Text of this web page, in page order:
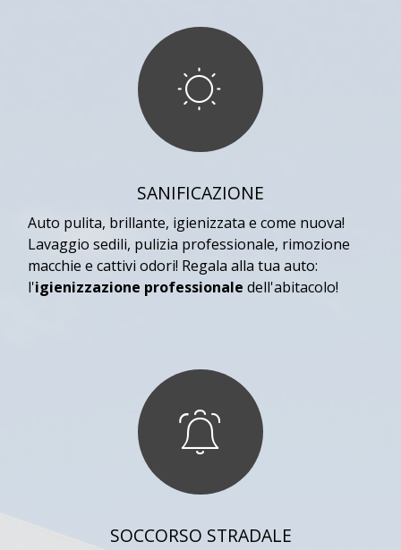
SANIFICAZIONE
Auto pulita, brillante, igienizzata e come nuova!
Lavaggio sedili, pulizia professionale, rimozione
macchie e cattivi odori! Regala alla tua auto:
l'igienizzazione professionale dell'abitacolo!
SOCCORSO STRADALE